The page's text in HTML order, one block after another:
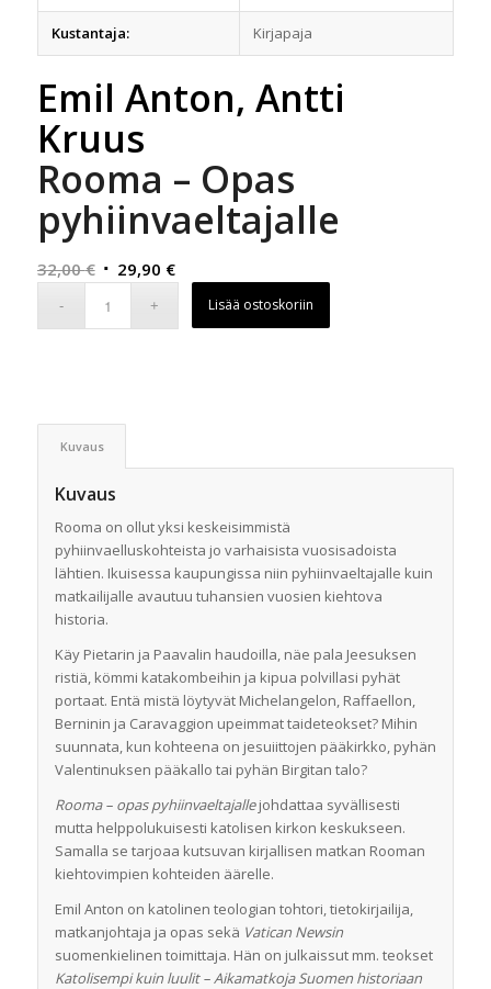
Kustantaja: Kirjapaja
Emil Anton, Antti
Kruus
Rooma – Opas
pyhiinvaeltajalle
32,00€ Alkuperäinen
29,90 €Nykyinen
Lisää ostoskoriin
Kuvaus
Kuvaus
Rooma on ollut yksi keskeisimmistä
pyhiinvaelluskohteista jo varhaisista vuosisadoista
lähtien. Ikuisessa kaupungissa niin pyhiinvaeltajalle kuin
matkailijalle avautuu tuhansien vuosien kiehtova
historia.
Käy Pietarin ja Paavalin haudoilla, näe pala Jeesuksen
ristiä, kömmi katakombeihin ja kipua polvillasi pyhät
portaat. Entä mistä löytyvät Michelangelon, Raffaellon,
Berninin ja Caravaggion upeimmat taideteokset? Mihin
suunnata, kun kohteena on jesuiittojen pääkirkko, pyhän
Valentinuksen pääkallo tai pyhän Birgitan talo?
Rooma – opas pyhiinvaeltajallejohdattaa syvällisesti
mutta helppolukuisesti katolisen kirkon keskukseen.
Samalla se tarjoaa kutsuvan kirjallisen matkan Rooman
kiehtovimpien kohteiden äärelle.
Emil Anton on katolinen teologian tohtori, tietokirjailija,
matkanjohtaja ja opas sekä Vatican Newsin
suomenkielinen toimittaja. Hän on julkaissut mm. teokset
Katolisempi kuin luulit – Aikamatkoja Suomen historiaan